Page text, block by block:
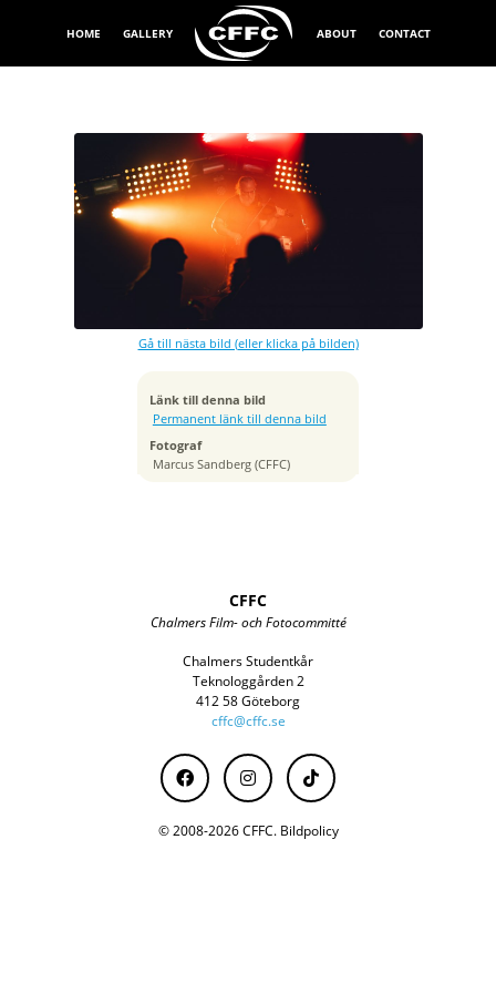
HOME GALLERY ABOUT CONTACT
Gå till nästa bild (eller klicka på bilden)
Länk till denna bild
Permanent länk till denna bild
Fotograf
Marcus Sandberg (CFFC)
Exponeringstid
1/320 sek
Bländare
Kamera
Tagen
ISO
500
Brännvidd
85 mm
CFFC
Chalmers Film- och Fotocommitté
Chalmers Studentkår
Teknologgården 2
412 58 Göteborg
cffc@cffc.se
© 2008-2026 CFFC. Bildpolicy